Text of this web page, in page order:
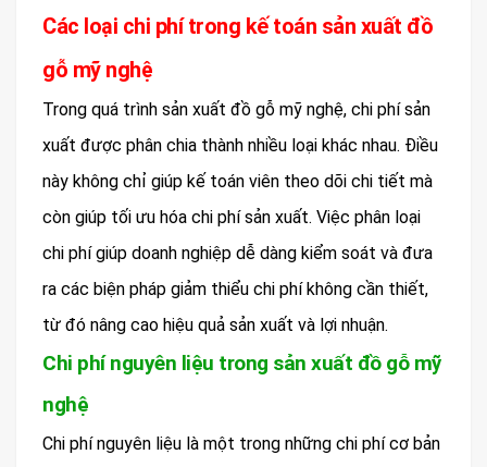
Các loại chi phí trong kế toán sản xuất đồ
gỗ mỹ nghệ
Trong quá trình sản xuất đồ gỗ mỹ nghệ, chi phí sản
xuất được phân chia thành nhiều loại khác nhau. Điều
này không chỉ giúp kế toán viên theo dõi chi tiết mà
còn giúp tối ưu hóa chi phí sản xuất. Việc phân loại
chi phí giúp doanh nghiệp dễ dàng kiểm soát và đưa
ra các biện pháp giảm thiểu chi phí không cần thiết,
từ đó nâng cao hiệu quả sản xuất và lợi nhuận.
Chi phí nguyên liệu trong sản xuất đồ gỗ mỹ
nghệ
Chi phí nguyên liệu là một trong những chi phí cơ bản